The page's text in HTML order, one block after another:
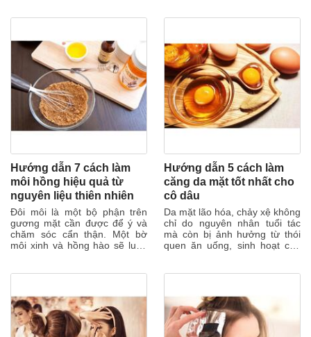
Hướng dẫn 7 cách làm
môi hồng hiệu quả từ
nguyên liệu thiên nhiên
Đôi môi là một bộ phận trên
gương mặt cần được để ý và
chăm sóc cẩn thận. Một bờ
môi xinh và hồng hào sẽ luôn
Hướng dẫn 5 cách làm
căng da mặt tốt nhất cho
cô dâu
Da mặt lão hóa, chảy xệ không
chỉ do nguyên nhân tuổi tác
mà còn bị ảnh hưởng từ thói
quen ăn uống, sinh hoạt của